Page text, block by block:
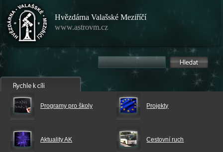
Hvězdárna Valašské Meziříčí
www.astrovm.cz
Programy pro školy Projekty
Aktuality AK Cestovní ruch